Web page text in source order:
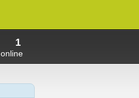
1
online